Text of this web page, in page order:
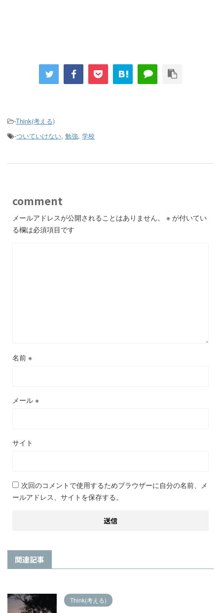
-Think(考える)
-ついていけない, 勉強, 学校
comment
メールアドレスが公開されることはありません。 ※ が付いてい
る欄は必須項目です
名前 ※
メール ※
サイト
次回のコメントで使用するためブラウザーに自分の名前、メ
ールアドレス、サイトを保存する。
関連記事
Think(考える)